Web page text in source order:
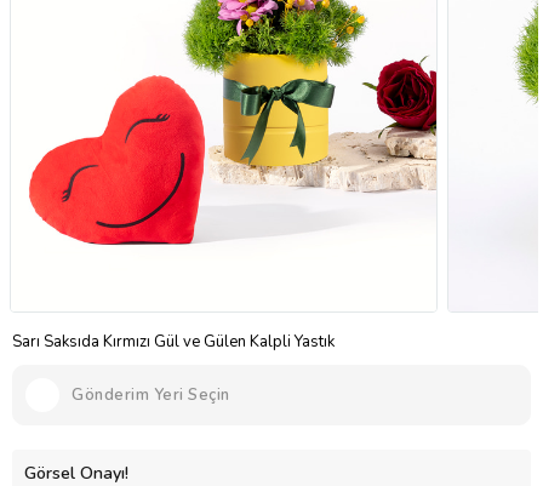
Sarı Saksıda Kırmızı Gül ve Gülen Kalpli Yastık
Gönderim Yeri Seçin
Görsel Onayı!